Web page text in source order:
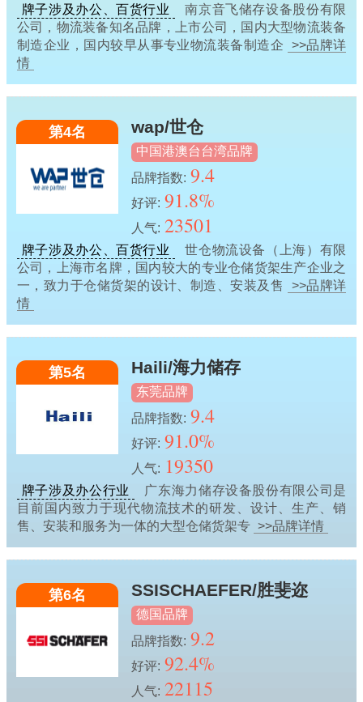
牌子涉及办公、百货行业
南京音飞储存设备股份有限
公司，物流装备知名品牌，上市公司，国内大型物流装备
制造企业，国内较早从事专业物流装备制造企
>>品牌详
情
第4名 wap/世仓
中国港澳台台湾品牌
品牌指数: 9.4
好评: 91.8%
人气: 23501
牌子涉及办公、百货行业
世仓物流设备（上海）有限
公司，上海市名牌，国内较大的专业仓储货架生产企业之
一，致力于仓储货架的设计、制造、安装及售
>>品牌详
情
第5名 Haili/海力储存
东莞品牌
品牌指数: 9.4
好评: 91.0%
人气: 19350
牌子涉及办公行业
广东海力储存设备股份有限公司是
目前国内致力于现代物流技术的研发、设计、生产、销
售、安装和服务为一体的大型仓储货架专 >>品牌详情
第6名 SSISCHAEFER/胜斐迩
德国品牌
品牌指数: 9.2
好评: 92.4%
人气: 22115